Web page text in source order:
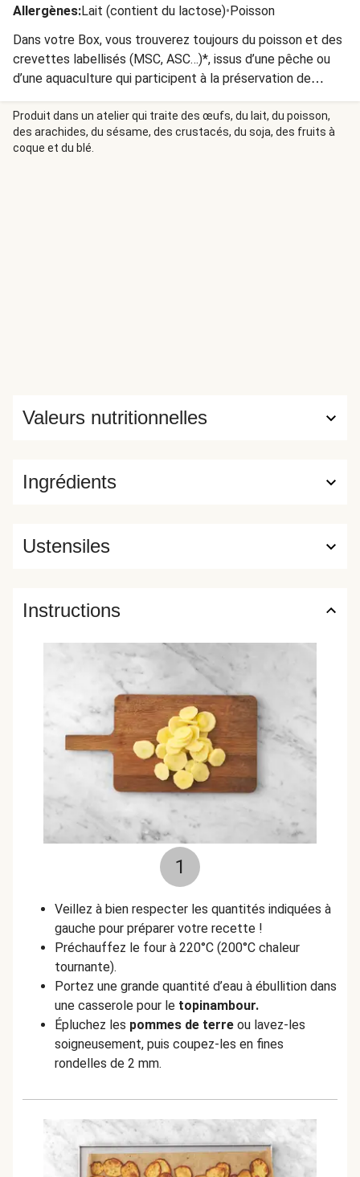
Allergènes:Lait (contient du lactose)•Poisson
Dans votre Box, vous trouverez toujours du poisson et des
crevettes labellisés (MSC, ASC…)*, issus d’une pêche ou
d’une aquaculture qui participent à la préservation de
l'environnement. *D’autres labels environnementaux
peuvent également être présents selon
l’approvisionnement.
Produit dans un atelier qui traite des œufs, du lait, du poisson,
des arachides, du sésame, des crustacés, du soja, des fruits à
coque et du blé.
Ingrédients
Valeurs nutritionnelles
Ustensiles
Instructions
1
Veillez à bien respecter les quantités indiquées à
gauche pour préparer votre recette !
Préchauffez le four à 220°C (200°C chaleur
tournante).
Portez une grande quantité d’eau à ébullition dans
une casserole pour le topinambour.
Épluchez les pommes de terre ou lavez-les
soigneusement, puis coupez-les en fines
rondelles de 2 mm.